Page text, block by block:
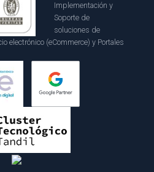
Implementación y
Soporte de
soluciones de
electrónico (eCommerce) y Portales